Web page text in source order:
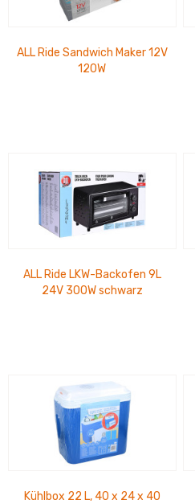
ALL Ride Sandwich Maker 12V
120W
ALL Ride LKW-Backofen 9L
24V 300W schwarz
Kühlbox 22 L, 40 x 24 x 40